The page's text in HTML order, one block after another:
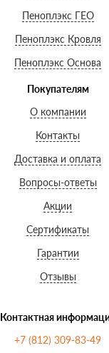
Пеноплэкс ГЕО
Пеноплэкс Кровля
Пеноплэкс Основа
Покупателям
О компании
Контакты
Доставка и оплата
Вопросы-ответы
Акции
Сертификаты
Гарантии
Отзывы
Контактная
+7 (812) 309-83-49